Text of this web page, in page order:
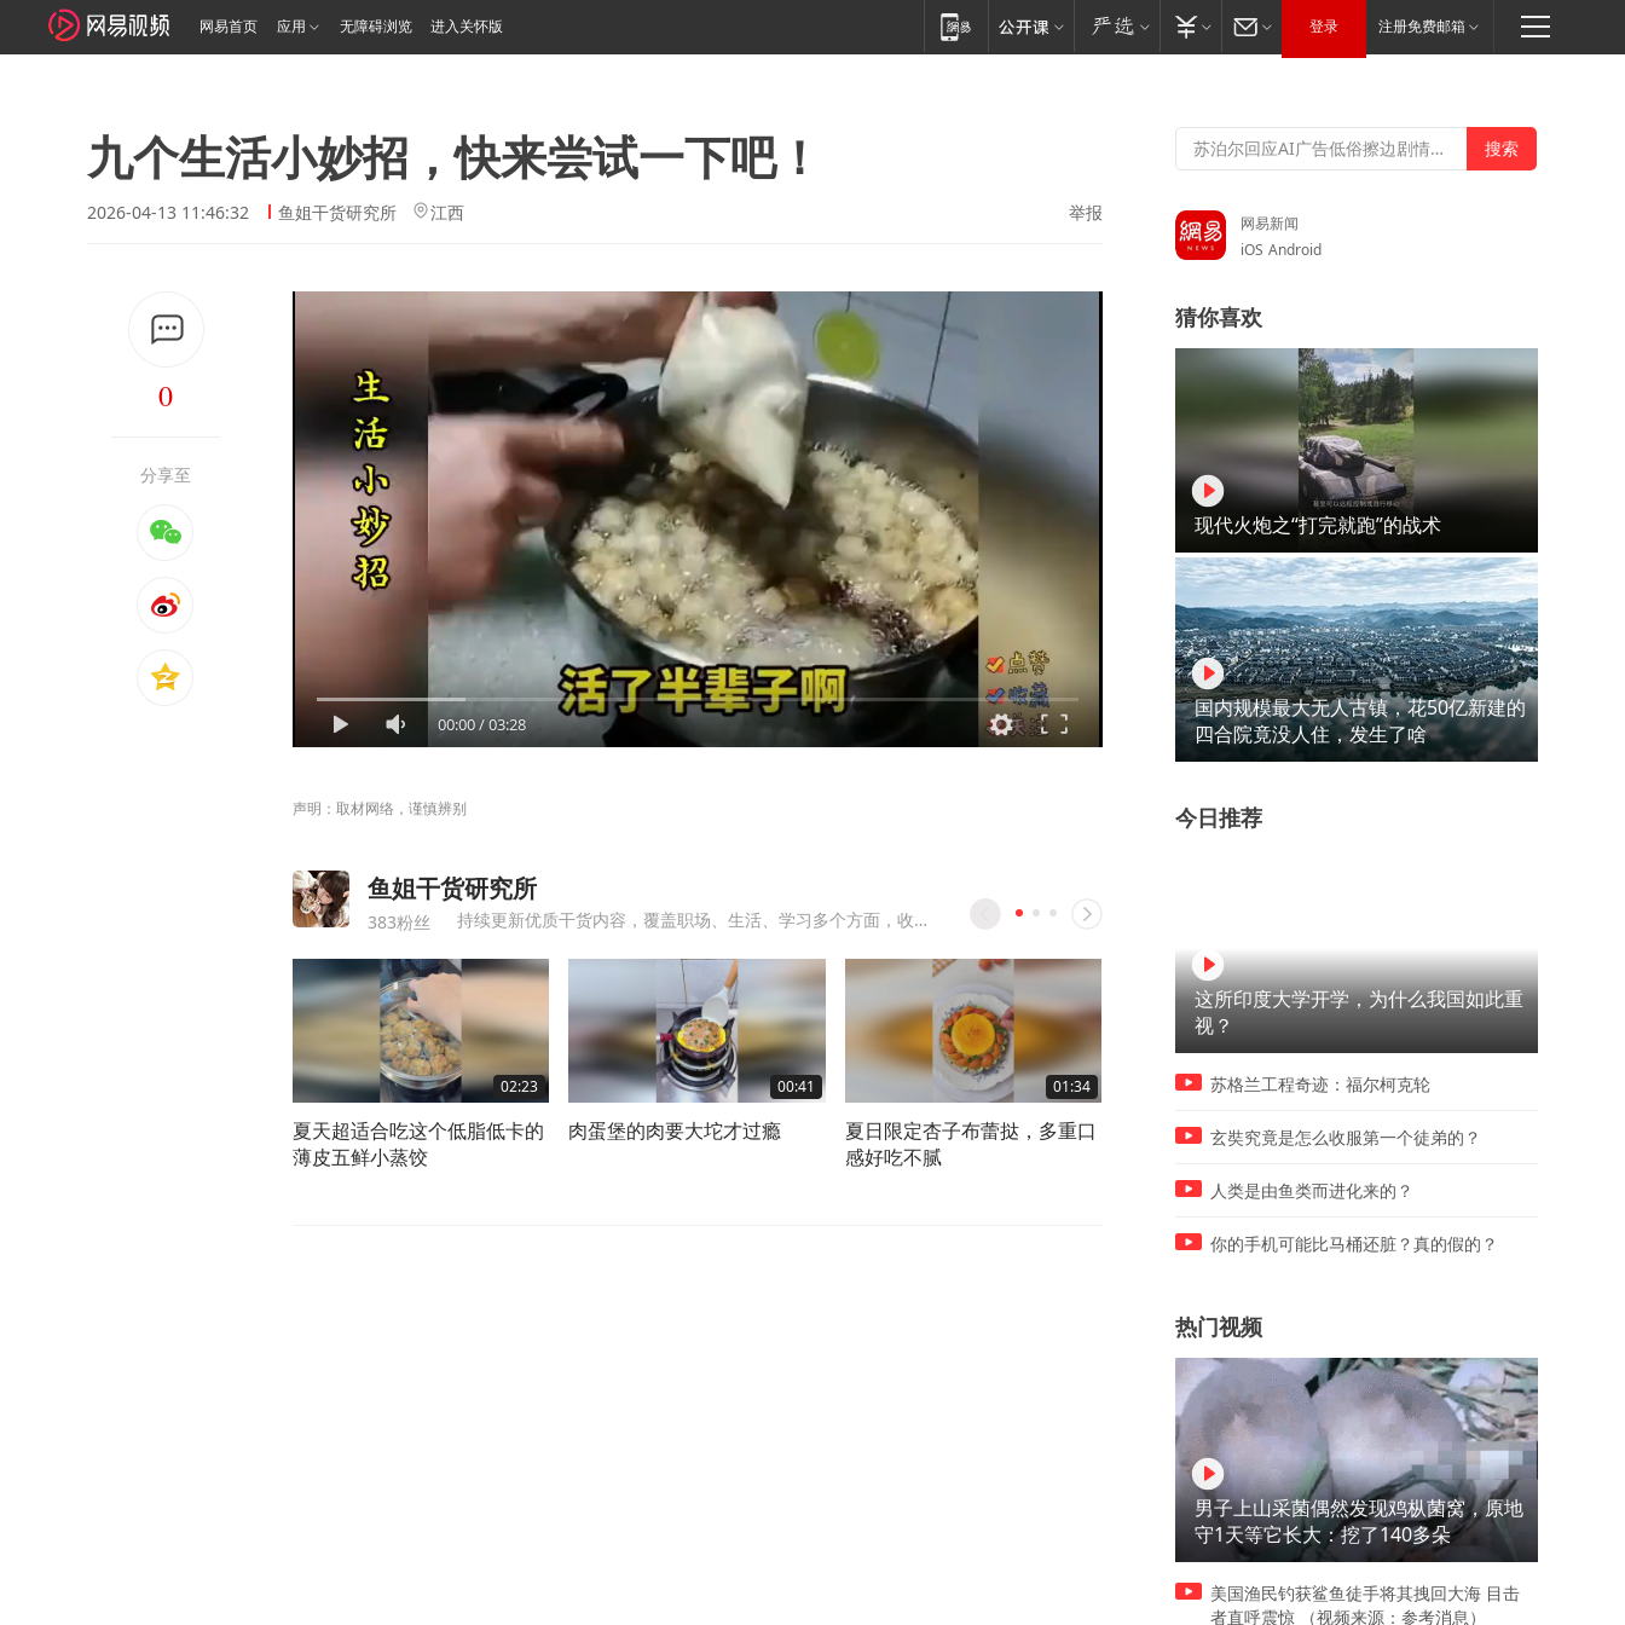
网易首页 应用 无障碍浏览 进入关怀版 登录 注册免费邮箱
九个生活小妙招，快来尝试一下吧！
2026-04-13 11:46:32 鱼姐干货研究所 江西 举报
0
分享至
00:00/03:28
声明：取材网络，谨慎辨别
鱼姐干货研究所
383粉丝 持续更新优质干货内容，覆盖职场、生活、学习多个方面，收藏关注，干货不错过
02:23
夏天超适合吃这个低脂低卡的
薄皮五鲜小蒸饺
00:41
肉蛋堡的肉要大坨才过瘾
01:34
夏日限定杏子布蕾挞，多重口
感好吃不腻
02:17
鱼香茄子，低脂不油炸还软烂
调味全靠食材，这锅蛤蜊面
网易新闻
iOS Android
猜你喜欢
现代火炮之“打完就跑”的战术
国内规模最大无人古镇，花50亿新建的
四合院竟没人住，发生了啥
今日推荐
这所印度大学开学，为什么我国如此重
视？
苏格兰工程奇迹：福尔柯克轮
玄奘究竟是怎么收服第一个徒弟的？
人类是由鱼类而进化来的？
你的手机可能比马桶还脏？真的假的？
热门视频
男子上山采菌偶然发现鸡枞菌窝，原地
守1天等它长大：挖了140多朵
美国渔民钓获鲨鱼徒手将其拽回大海 目击
者直呼震惊 （视频来源：参考消息）